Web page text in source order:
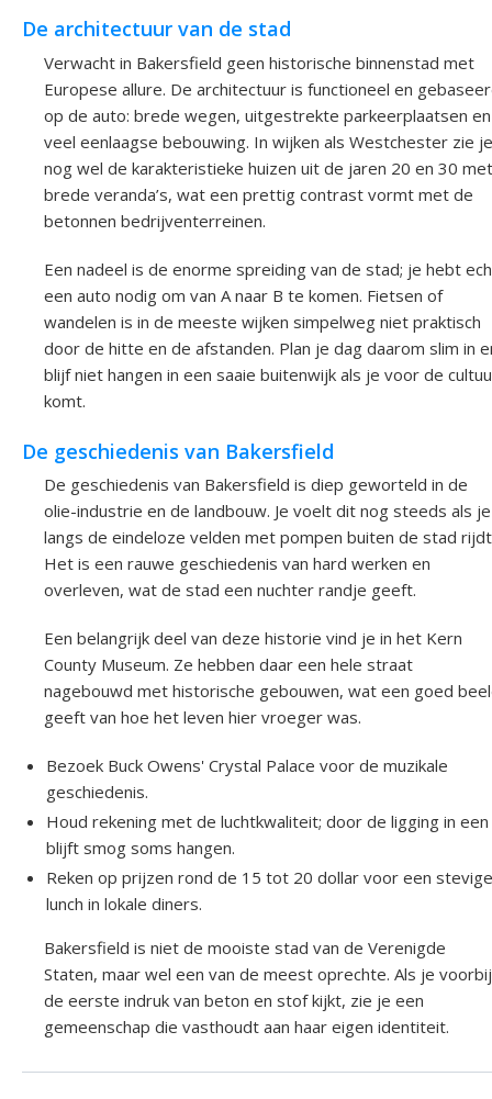
De architectuur van de stad
Verwacht in Bakersfield geen historische binnenstad met
Europese allure. De architectuur is functioneel en
op de auto: brede wegen, uitgestrekte parkeerplaatsen en
veel eenlaagse bebouwing. In wijken als Westchester zie je
nog wel de karakteristieke huizen uit de jaren 20 en 30 met
brede veranda’s, wat een prettig contrast vormt met de
betonnen bedrijventerreinen.
Een nadeel is de enorme spreiding van de stad; je hebt
een auto nodig om van A naar B te komen. Fietsen of
wandelen is in de meeste wijken simpelweg niet praktisch
door de hitte en de afstanden. Plan je dag daarom slim in
blijf niet hangen in een saaie buitenwijk als je voor de
komt.
De geschiedenis van Bakersfield
De geschiedenis van Bakersfield is diep geworteld in de
olie-industrie en de landbouw. Je voelt dit nog steeds als je
langs de eindeloze velden met pompen buiten de stad
Het is een rauwe geschiedenis van hard werken en
overleven, wat de stad een nuchter randje geeft.
Een belangrijk deel van deze historie vind je in het Kern
County Museum. Ze hebben daar een hele straat
nagebouwd met historische gebouwen, wat een goed
geeft van hoe het leven hier vroeger was.
Bezoek Buck Owens' Crystal Palace voor de muzikale
geschiedenis.
Houd rekening met de luchtkwaliteit; door de ligging in
blijft smog soms hangen.
Reken op prijzen rond de 15 tot 20 dollar voor een
lunch in lokale diners.
Bakersfield is niet de mooiste stad van de Verenigde
Staten, maar wel een van de meest oprechte. Als je voorbij
de eerste indruk van beton en stof kijkt, zie je een
gemeenschap die vasthoudt aan haar eigen identiteit.